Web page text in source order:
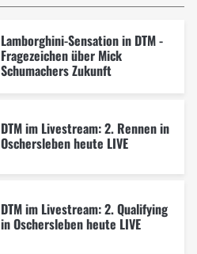
Lamborghini-Sensation in DTM -
Fragezeichen über Mick
Schumachers Zukunft
DTM im Livestream: 2. Rennen in
Oschersleben heute LIVE
DTM im Livestream: 2. Qualifying
in Oschersleben heute LIVE